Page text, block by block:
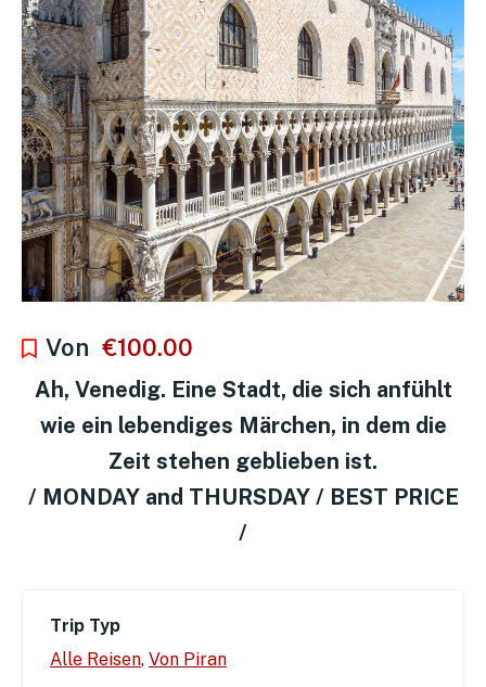
Von €100.00
Ah, Venedig. Eine Stadt, die sich anfühlt
wie ein lebendiges Märchen, in dem die
Zeit stehen geblieben ist.
/ MONDAY and THURSDAY / BEST PRICE
/
Trip Typ
Alle Reisen, Von Piran